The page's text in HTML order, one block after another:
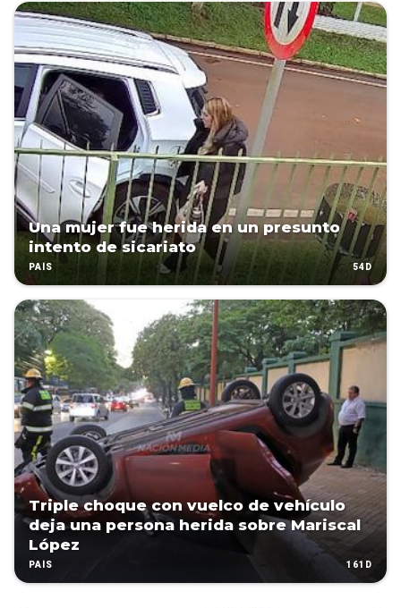
Una mujer fue herida en un presunto
intento de sicariato
PAÍS 54D
Triple choque con vuelco de vehículo
deja una persona herida sobre Mariscal
López
PAÍS 161D